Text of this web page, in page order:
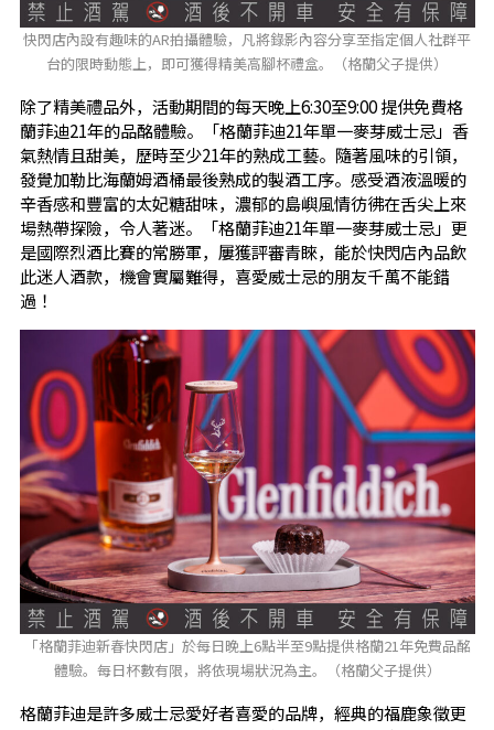
快閃店內設有趣味的AR拍攝體驗，凡將錄影內容分享至指定個人社群平
台的限時動態上，即可獲得精美高腳杯禮盒。（格蘭父子提供）
除了精美禮品外，活動期間的每天晚上6:30至9:00 提供免費格
蘭菲迪21年的品酩體驗。「格蘭菲迪21年單一麥芽威士忌」香
氣熱情且甜美，歷時至少21年的熟成工藝。隨著風味的引領，
發覺加勒比海蘭姆酒桶最後熟成的製酒工序。感受酒液溫暖的
辛香感和豐富的太妃糖甜味，濃郁的島嶼風情彷彿在舌尖上來
場熱帶探險，令人著迷。「格蘭菲迪21年單一麥芽威士忌」更
是國際烈酒比賽的常勝軍，屢獲評審青睞，能於快閃店內品飲
此迷人酒款，機會實屬難得，喜愛威士忌的朋友千萬不能錯
過！
「格蘭菲迪新春快閃店」於每日晚上6點半至9點提供格蘭21年免費品酩
體驗。每日杯數有限，將依現場狀況為主。（格蘭父子提供）
格蘭菲迪是許多威士忌愛好者喜愛的品牌，經典的福鹿象徵更